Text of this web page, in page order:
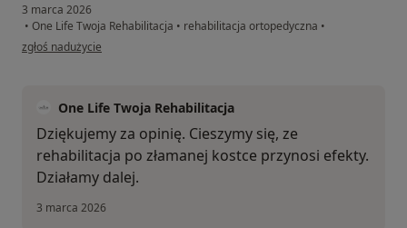
3 marca 2026
• One Life Twoja Rehabilitacja • rehabilitacja ortopedyczna •
w opinii użytkownika Marta
zgłoś nadużycie
One Life Twoja Rehabilitacja
Dziękujemy za opinię. Cieszymy się, ze
rehabilitacja po złamanej kostce przynosi efekty.
Działamy dalej.
3 marca 2026